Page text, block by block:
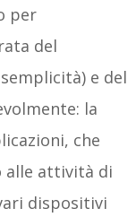
per
del
e del
la
che
alle attività di
dispositivi